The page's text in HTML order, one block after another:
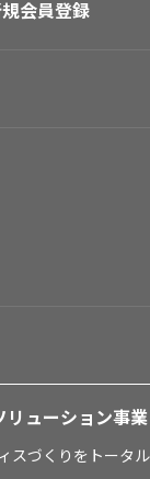
会員登録
リューション事業
スづくりをトータ